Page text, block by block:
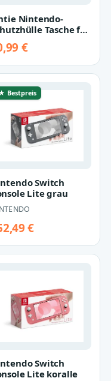
Nintendo-
Tasche für
- Trag…
€
Bestpreis
Switch
Lite grau
€
Switch
Lite koralle